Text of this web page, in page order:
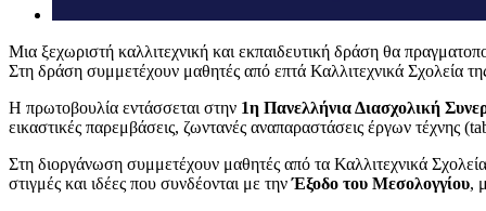
Μια ξεχωριστή καλλιτεχνική και εκπαιδευτική δράση θα
Στη δράση συμμετέχουν μαθητές από επτά Καλλιτεχνικά Σχολεία
Η πρωτοβουλία εντάσσεται στην 1η Πανελλήνια Διασχολική
εικαστικές παρεμβάσεις, ζωντανές αναπαραστάσεις έργων τέχνης
Στη διοργάνωση συμμετέχουν μαθητές από τα Καλλιτεχνικά
στιγμές και ιδέες που συνδέονται με τηνΈξοδο του Μεσολογγίου,